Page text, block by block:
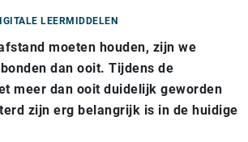
LEERMIDDELEN
moeten houden, zijn we
dan ooit. Tijdens de
meer dan ooit duidelijk geworden
zijn erg belangrijk is in de huidige